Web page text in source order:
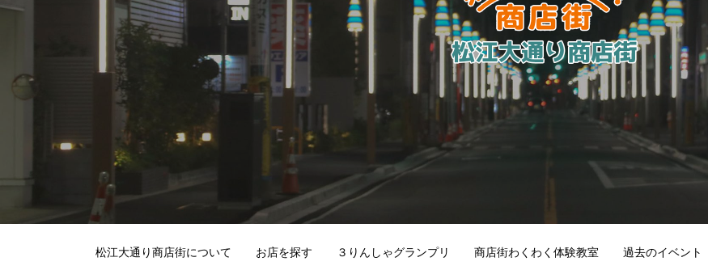
松江大通り商店街について お店を探す ３りんしゃグランプリ 商店街わくわく体験教室 過去のイベント